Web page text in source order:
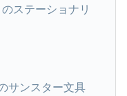
のステーショナリ
サンスター文具